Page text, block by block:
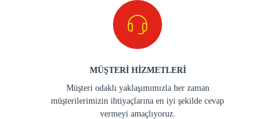
MÜŞTERİ HİZMETLERİ
Müşteri odaklı yaklaşımımızla her zaman
müşterilerimizin ihtiyaçlarına en iyi şekilde cevap
vermeyi amaçlıyoruz.